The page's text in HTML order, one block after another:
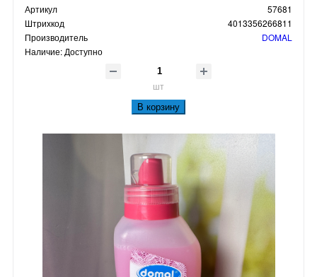
Артикул
57681
Штрихкод
4013356266811
Производитель
DOMAL
Наличие: Доступно
шт
В корзину